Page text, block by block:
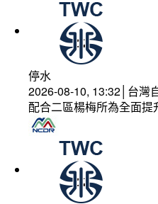
停水
2026-08-10, 13:32│台灣
配合二區楊梅所為全面